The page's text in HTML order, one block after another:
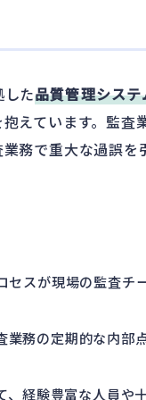
した品質管理システ
えています。監査
務で重大な過誤を
セスが現場の監査チ
務の定期的な内部
経験豊富な人員や